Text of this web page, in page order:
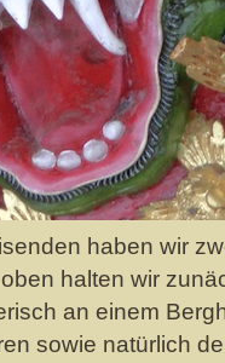
haben wir
halten wir
an einem
sowie natürlich